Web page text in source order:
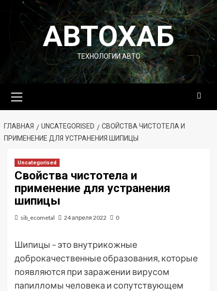
Перейти
содержимомуАВТОХАБ
ТЕХНОЛОГИИ АВТО
меню
ГЛАВНАЯ UNCATEGORISED
СВОЙСТВА ЧИСТОТЕЛА И
ПРИМЕНЕНИЕ ДЛЯ УСТРАНЕНИЯ ШИПИЦЫ
Uncategorised
Свойства чистотела и
применение для устранения
шипицы
sib_ecometal 24 апреля 2022 0
Шипицы – это внутрикожные
доброкачественные образования, которые
появляются при заражении вирусом
папилломы человека и сопутствующем